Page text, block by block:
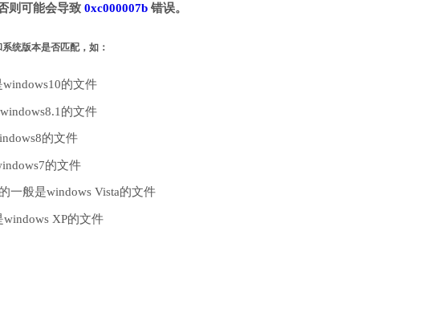
则可能会导致 0xc000007b 错误。
统版本是否匹配，如：
的文件
的文件
的文件
的文件
一般是windows Vista的文件
XP的文件